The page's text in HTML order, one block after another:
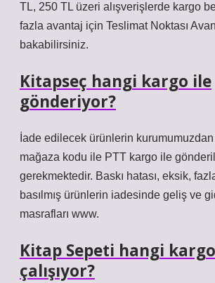
TL, 250 TL üzeri alışverişlerde kargo
fazla avantaj için Teslimat Noktası
bakabilirsiniz.
Kitapseç hangi kargo ile
gönderiyor?
İade edilecek ürünlerin
mağaza kodu ile PTT kargo ile
gerekmektedir. Baskı hatası, eksik,
basılmış ürünlerin iadesinde geliş ve
masrafları www.
Kitap Sepeti hangi
çalışıyor?